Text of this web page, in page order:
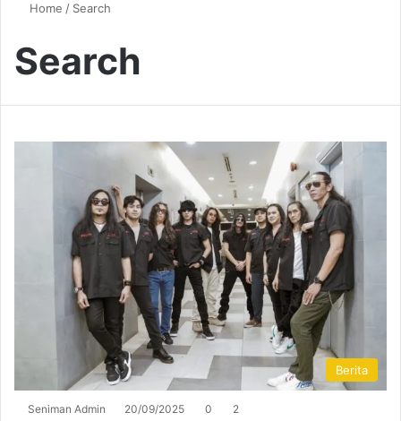
Home / Search
Search
Berita
Seniman Admin 20/09/2025 0 2